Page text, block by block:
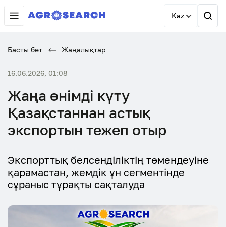
Kaz
Басты бет Жаңалықтар
16.06.2026, 01:08
Жаңа өнімді күту
Қазақстаннан астық
экспортын тежеп отыр
Экспорттық белсенділіктің төмендеуіне
қарамастан, жемдік ұн сегментінде
сұраныс тұрақты сақталуда